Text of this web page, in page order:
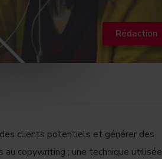
Rédaction
clients potentiels et générer des
copywriting ; une technique utilisée